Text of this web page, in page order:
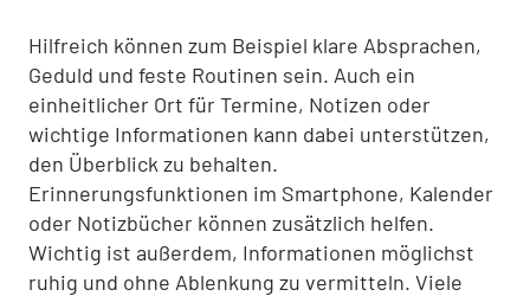
Hilfreich können zum Beispiel klare Absprachen,
Geduld und feste Routinen sein. Auch ein
einheitlicher Ort für Termine, Notizen oder
wichtige Informationen kann dabei unterstützen,
den Überblick zu behalten.
Erinnerungsfunktionen im Smartphone, Kalender
oder Notizbücher können zusätzlich helfen.
Wichtig ist außerdem, Informationen möglichst
ruhig und ohne Ablenkung zu vermitteln. Viele